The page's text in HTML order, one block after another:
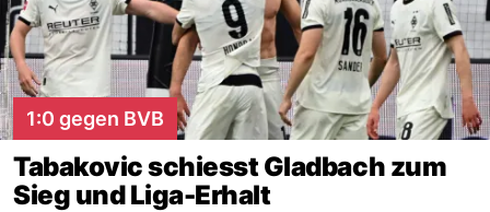
1:0 gegen BVB
Tabakovic schiesst Gladbach zum
Sieg und Liga-Erhalt